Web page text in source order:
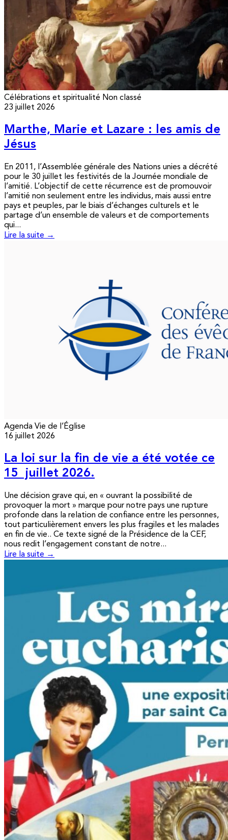
Célébrations et spiritualité Non classé
23 juillet 2026
Marthe, Marie et Lazare : les amis de
Jésus
En 2011, l’Assemblée générale des Nations unies a décrété
pour le 30 juillet les festivités de la Journée mondiale de
l’amitié. L’objectif de cette récurrence est de promouvoir
l’amitié non seulement entre les individus, mais aussi entre
pays et peuples, par le biais d’échanges culturels et le
partage d’un ensemble de valeurs et de comportements
qui...
Lire la suite →
Agenda Vie de l’Église
16 juillet 2026
La loi sur la fin de vie a été votée ce
15 juillet 2026.
Une décision grave qui, en « ouvrant la possibilité de
provoquer la mort » marque pour notre pays une rupture
profonde dans la relation de confiance entre les personnes,
tout particulièrement envers les plus fragiles et les malades
en fin de vie.. Ce texte signé de la Présidence de la CEF,
nous redit l’engagement constant de notre...
Lire la suite →